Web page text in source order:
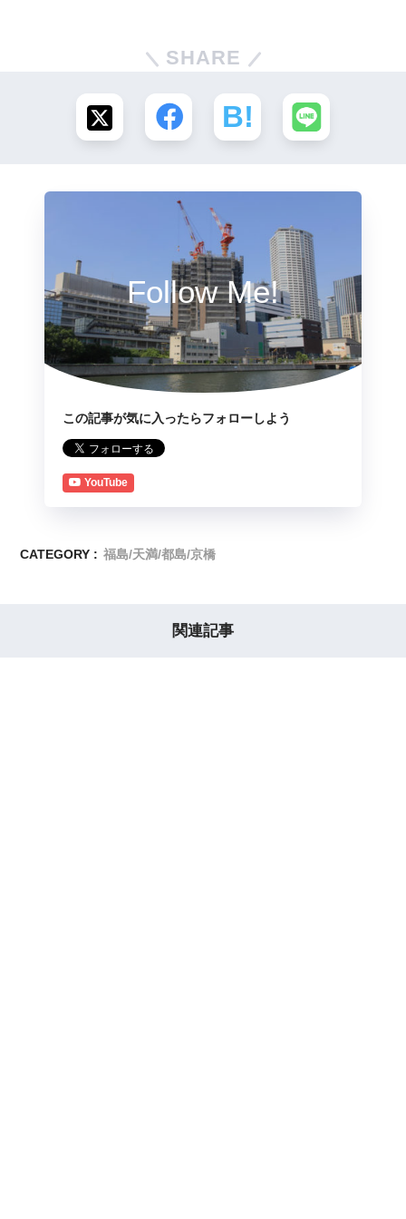
SHARE
Follow Me!
この記事が気に入ったらフォローしよう
YouTube
CATEGORY : 福島/天満/都島/京橋
関連記事